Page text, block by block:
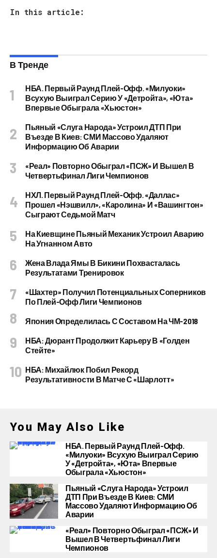
In this article:
В Тренде
НБА. Первый Раунд Плей-Офф. «Милуоки»
Всухую Выиграл Серию У «Детройта», «Юта»
Впервые Обыграла «Хьюстон»
Пьяный «слуга Народа» Устроил ДТП При
Въезде В Киев: СМИ Массово Удаляют
Информацию Об Аварии
«Реал» Повторно Обыграл «ПСЖ» И Вышел В
Четвертьфинал Лиги Чемпионов
НХЛ. Первый Раунд Плей-Офф. «Даллас»
Прошел «Нэшвилл», «Каролина» И «Вашингтон»
Сыграют Седьмой Матч
На Киевщине Пьяный Механик Устроил Аварию
На Угнанном Авто
Жена Влада Ямы В Бикини Похвасталась
Результатами Тренировок
«Шахтер» Получил Потенциальных Соперников
По Плей-Офф Лиги Чемпионов
Япония Определилась С Составом На ЧМ-2018
НБА: Дюрант Продолжит Карьеру В «Голден
Стейте»
НБА: Михайлюк Побил Рекорд
Результативности В Матче С «Шарлотт»
You May Also Like
НБА. Первый Раунд Плей-Офф.
«Милуоки» Всухую Выиграл Серию
У «Детройта», «Юта» Впервые
Обыграла «Хьюстон»
Пьяный «слуга Народа» Устроил
ДТП При Въезде В Киев: СМИ
Массово Удаляют Информацию Об
Аварии
«Реал» Повторно Обыграл «ПСЖ» И
Вышел В Четвертьфинал Лиги
Чемпионов